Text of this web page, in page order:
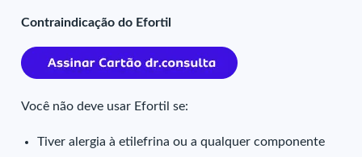
Contraindicação do Efortil
Você não deve usar Efortil se:
Tiver alergia à etilefrina ou a qualquer componente